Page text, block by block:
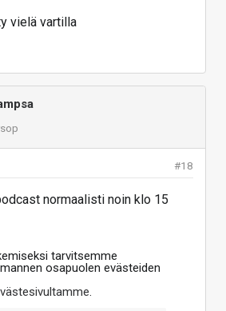
vielä vartilla
#18
normaalisti noin klo 15
tarvitsemme
osapuolen evästeiden